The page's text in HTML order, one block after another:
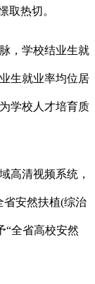
取热切。
，学校结业生就
生就业率均位居
学校人才培育质
清视频系统，
省安然扶植(综治
“全省高校安然